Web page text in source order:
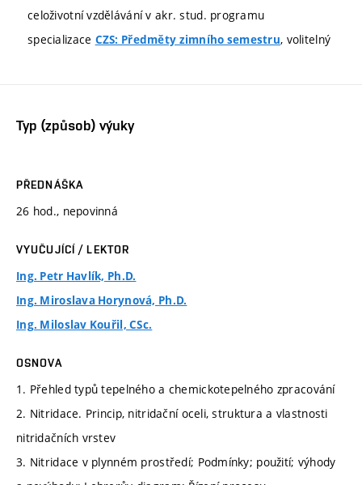
celoživotní vzdělávání v akr. stud. programu
specializace CZS: Předměty zimního semestru, volitelný
Typ (způsob) výuky
PŘEDNÁŠKA
26 hod., nepovinná
VYUČUJÍCÍ / LEKTOR
Ing. Petr Havlík, Ph.D.
Ing. Miroslava Horynová, Ph.D.
Ing. Miloslav Kouřil, CSc.
OSNOVA
1. Přehled typů tepelného a chemickotepelného zpracování
2. Nitridace. Princip, nitridační oceli, struktura a vlastnosti
nitridačních vrstev
3. Nitridace v plynném prostředí; Podmínky; použití; výhody